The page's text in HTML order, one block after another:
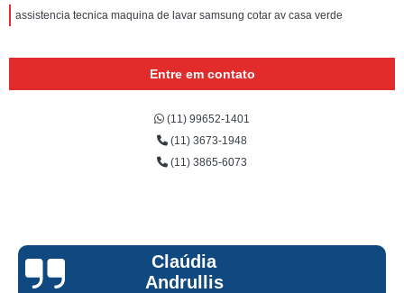
assistencia tecnica maquina de lavar samsung cotar av casa verde
Entre em contato
(11) 99652-1401
(11) 3673-1948
(11) 3865-6073
Claúdia
Andrullis